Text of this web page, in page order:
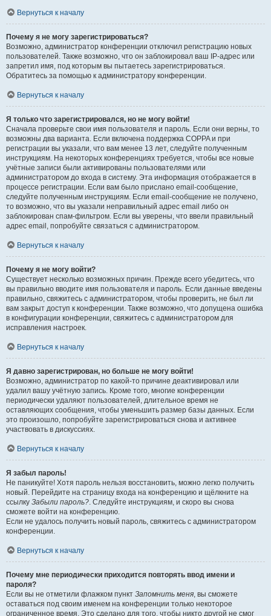
Вернуться к началу
Почему я не могу зарегистрироваться?
Возможно, администратор конференции отключил регистрацию новых
пользователей. Также возможно, что он заблокировал ваш IP-адрес или
запретил имя, под которым вы пытаетесь зарегистрироваться.
Обратитесь за помощью к администратору конференции.
Вернуться к началу
Я только что зарегистрировался, но не могу войти!
Сначала проверьте свои имя пользователя и пароль. Если они верны, то
возможны два варианта. Если включена поддержка COPPA и при
регистрации вы указали, что вам менее 13 лет, следуйте полученным
инструкциям. На некоторых конференциях требуется, чтобы все новые
учётные записи были активированы пользователями или
администратором до входа в систему. Эта информация отображается в
процессе регистрации. Если вам было прислано email-сообщение,
следуйте полученным инструкциям. Если email-сообщение не получено,
то возможно, что вы указали неправильный адрес email либо он
заблокирован спам-фильтром. Если вы уверены, что ввели правильный
адрес email, попробуйте связаться с администратором.
Вернуться к началу
Почему я не могу войти?
Существует несколько возможных причин. Прежде всего убедитесь, что
вы правильно вводите имя пользователя и пароль. Если данные введены
правильно, свяжитесь с администратором, чтобы проверить, не был ли
вам закрыт доступ к конференции. Также возможно, что допущена ошибка
в конфигурации конференции, свяжитесь с администратором для
исправления настроек.
Вернуться к началу
Я давно зарегистрирован, но больше не могу войти!
Возможно, администратор по какой-то причине деактивировал или
удалил вашу учётную запись. Кроме того, многие конференции
периодически удаляют пользователей, длительное время не
оставляющих сообщения, чтобы уменьшить размер базы данных. Если
это произошло, попробуйте зарегистрироваться снова и активнее
участвовать в дискуссиях.
Вернуться к началу
Я забыл пароль!
Не паникуйте! Хотя пароль нельзя восстановить, можно легко получить
новый. Перейдите на страницу входа на конференцию и щёлкните на
ссылку Забыли пароль?. Следуйте инструкциям, и скоро вы снова
сможете войти на конференцию.
Если не удалось получить новый пароль, свяжитесь с администратором
конференции.
Вернуться к началу
Почему мне периодически приходится повторять ввод имени и
пароля?
Если вы не отметили флажком пункт Запомнить меня, вы сможете
оставаться под своим именем на конференции только некоторое
ограниченное время. Это сделано для того, чтобы никто другой не смог